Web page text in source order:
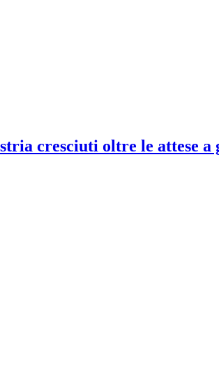
cresciuti oltre le attese a